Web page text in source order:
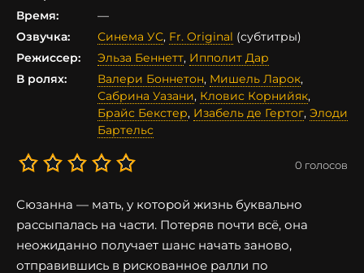
Время:
—
Озвучка:
Синема УС, Fr. Original (субтитры)
Режиссер:
Эльза Беннетт, Ипполит Дар
В ролях:
Валери Боннетон, Мишель Ларок,
Сабрина Уазани, Кловис Корнийяк,
Брайс Бекстер, Изабель де Гертог, Элоди
Бартельс
0 голосов
Сюзанна — мать, у которой жизнь буквально
рассыпалась на части. Потеряв почти всё, она
неожиданно получает шанс начать заново,
отправившись в рискованное ралли по